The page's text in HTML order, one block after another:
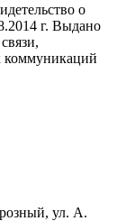
о
г. Выдано
коммуникаций
ул. А.